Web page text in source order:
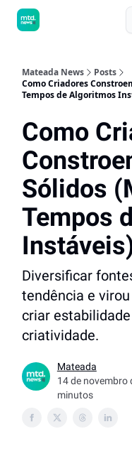
Mateada News
Posts
Como Criadores
Tempos de Algoritmos
Como
Sólidos
Tempos
Diversificar
tendência e
criar
criatividade.
Mateada
14 de novembro
minutos